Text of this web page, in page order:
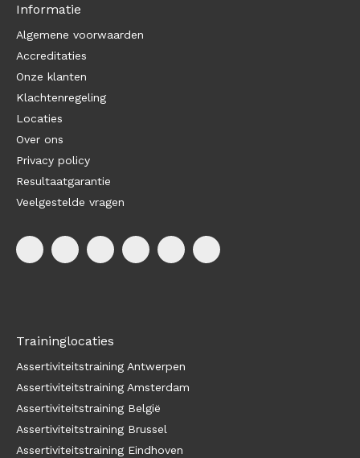
Informatie
Algemene voorwaarden
Accreditaties
Onze klanten
Klachtenregeling
Locaties
Over ons
Privacy policy
Resultaatgarantie
Veelgestelde vragen
Traininglocaties
Assertiviteitstraining Antwerpen
Assertiviteitstraining Amsterdam
Assertiviteitstraining België
Assertiviteitstraining Brussel
Assertiviteitstraining Eindhoven